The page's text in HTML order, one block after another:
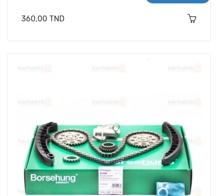
Prix
360,00 TND